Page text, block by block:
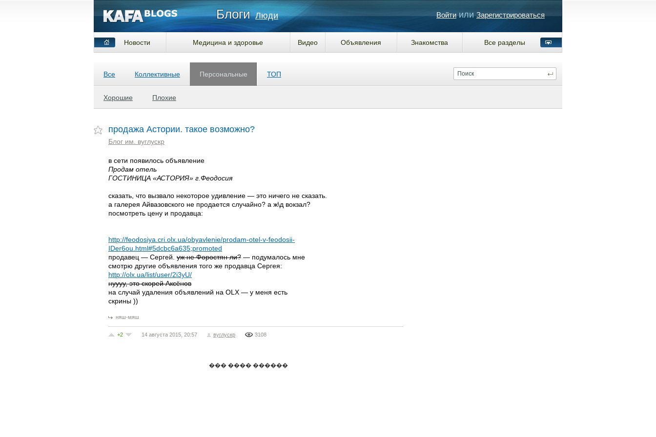
Блоги Люди ВойтиилиЗарегистрироваться
Новости Медицина и здоровье Видео Объявления Знакомства Все разделы
Все Коллективные Персональные
Хорошие Плохие
ТОП
продажа Астории. такое возможно?
Блог им. вуглускр
в сети появилось объявление
Продам отель
ГОСТИНИЦА «АСТОРИЯ» г.Феодосия
сказать, что вызвало некоторое удивление — это ничего не сказать.
а галерея Айвазовского не продается случайно? а ж\д вокзал?
посмотреть цену и продавца:
http://feodosiya.cri.olx.ua/obyavlenie/prodam-otel-v-feodosii-
IDer6ou.html#5dcbc6a635;promoted
продавец — Сергей. уж не Форостян ли? — подумалось мне
смотрю другие объявления того же продавца Сергея:
http://olx.ua/list/user/2i3yU/
нуууу, это скорей Аксёнов
на случай удаления объявлений на OLX — у меня есть
скрины ))
няш-мяш
+2 14 августа 2015, 20:57 вуглускр 3108
��� ���� ������